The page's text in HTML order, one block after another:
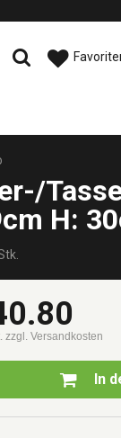
H:
zzgl. Versandkosten
In